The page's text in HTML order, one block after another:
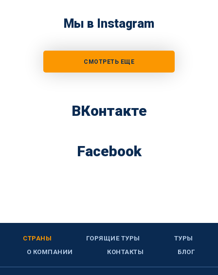
Мы в Instagram
СМОТРЕТЬ ЕЩЕ
ВКонтакте
Facebook
СТРАНЫ ГОРЯЩИЕ ТУРЫ
ТУРЫ
О КОМПАНИИ
КОНТАКТЫ БЛОГ